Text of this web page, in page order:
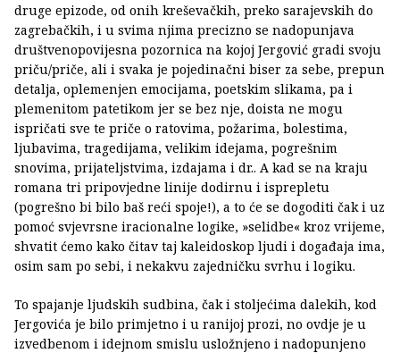
druge epizode, od onih kreševačkih, preko sarajevskih do
zagrebačkih, i u svima njima precizno se nadopunjava
društvenopovijesna pozornica na kojoj Jergović gradi svoju
priču/priče, ali i svaka je pojedinačni biser za sebe, prepun
detalja, oplemenjen emocijama, poetskim slikama, pa i
plemenitom patetikom jer se bez nje, doista ne mogu
ispričati sve te priče o ratovima, požarima, bolestima,
ljubavima, tragedijama, velikim idejama, pogrešnim
snovima, prijateljstvima, izdajama i dr.. A kad se na kraju
romana tri pripovjedne linije dodirnu i isprepletu
(pogrešno bi bilo baš reći spoje!), a to će se dogoditi čak i uz
pomoć svjevrsne iracionalne logike, »selidbe« kroz vrijeme,
shvatit ćemo kako čitav taj kaleidoskop ljudi i događaja ima,
osim sam po sebi, i nekakvu zajedničku svrhu i logiku.
To spajanje ljudskih sudbina, čak i stoljećima dalekih, kod
Jergovića je bilo primjetno i u ranijoj prozi, no ovdje je u
izvedbenom i idejnom smislu usložnjeno i nadopunjeno